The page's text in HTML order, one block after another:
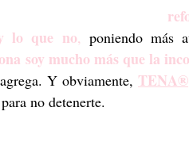
lo que no, poniendo más
soy mucho más que la
Y obviamente, TENA®
no detenerte.